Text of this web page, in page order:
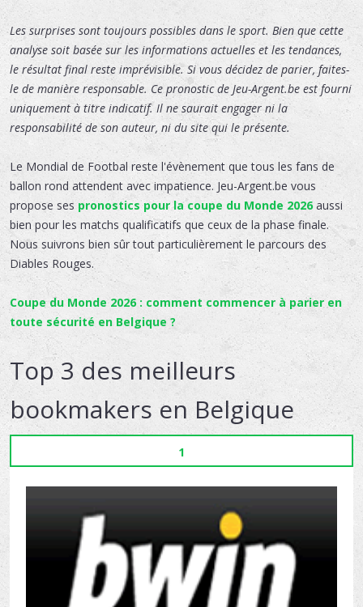
Les surprises sont toujours possibles dans le sport. Bien que cette
analyse soit basée sur les informations actuelles et les tendances,
le résultat final reste imprévisible. Si vous décidez de parier, faites-
le de manière responsable. Ce pronostic de Jeu-Argent.be est fourni
uniquement à titre indicatif. Il ne saurait engager ni la
responsabilité de son auteur, ni du site qui le présente.
Le Mondial de Footbal reste l'évènement que tous les fans de
ballon rond attendent avec impatience. Jeu-Argent.be vous
propose ses pronostics pour la coupe du Monde 2026aussi
bien pour les matchs qualificatifs que ceux de la phase finale.
Nous suivrons bien sûr tout particulièrement le parcours des
Diables Rouges.
Coupe du Monde 2026 : comment commencer à parier en
toute sécurité en Belgique ?
Top 3 des meilleurs
bookmakers en Belgique
1